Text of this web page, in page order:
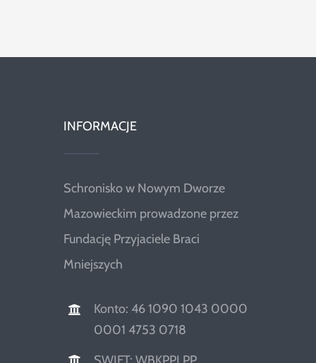
INFORMACJE
Schronisko w Nowym Dworze
Mazowieckim prowadzone przez
Fundację Przyjaciele Braci
Mniejszych
Konto: 46 1090 1043 0000
0001 4753 0718